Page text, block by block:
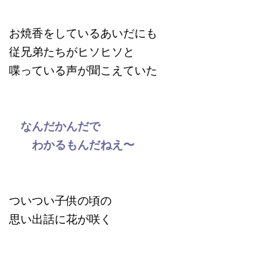
お焼香をしているあいだにも
従兄弟たちがヒソヒソと
喋っている声が聞こえていた
なんだかんだで
わかるもんだねえ〜
ついつい子供の頃の
思い出話に花が咲く